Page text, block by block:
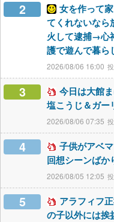
2
女を作って
てくれないな
火して逮捕→心
護で遊んで暮ら
2026/08/06 16:00
3
今日は大館
塩こうじ＆ガー
2026/08/06 07:35
4
子供がアベ
回想シーンばか
2026/08/05 12:05
5
アラフィフ
の子以外には挨